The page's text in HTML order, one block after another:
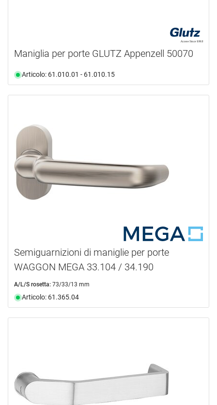
Maniglia per porte GLUTZ Appenzell 50070
Articolo: 61.010.01 - 61.010.15
Semiguarnizioni di maniglie per porte
WAGGON MEGA 33.104 / 34.190
A/L/S rosetta: 73/33/13 mm
Articolo: 61.365.04